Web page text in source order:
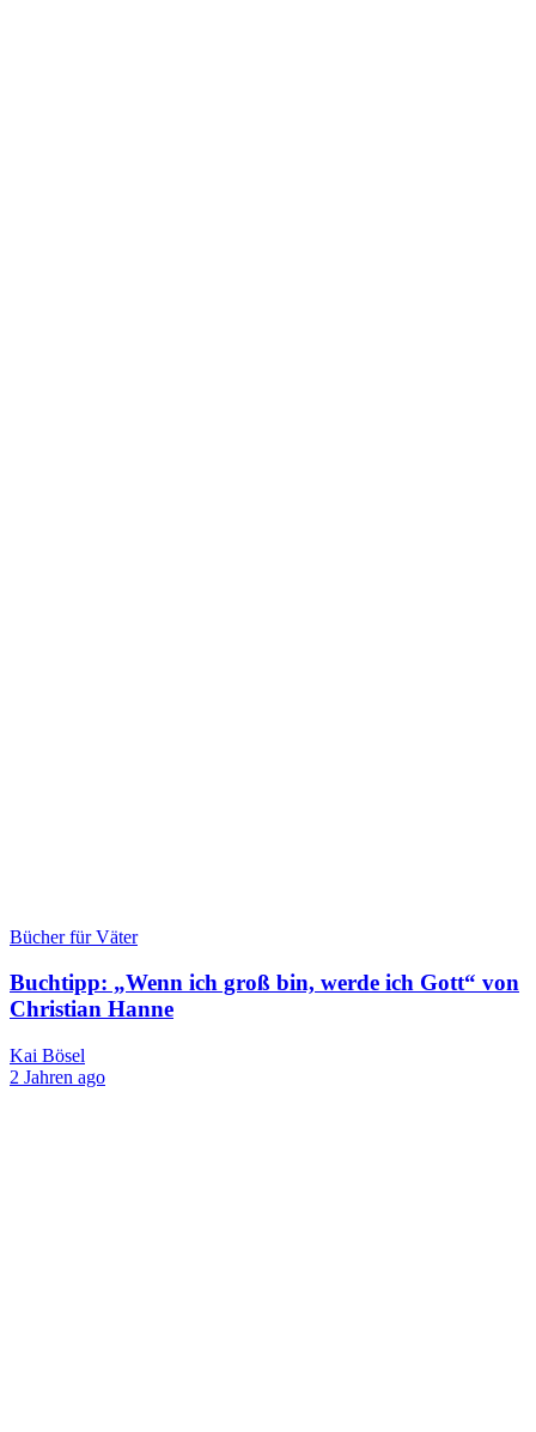
Bücher für Väter
Buchtipp: „Wenn ich groß bin, werde ich Gott“ von
Christian Hanne
Kai Bösel
2 Jahren ago